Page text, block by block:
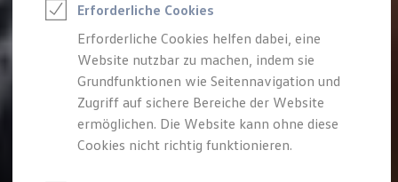
Elektroauto Leasing
Kleinwagen-Leasing
Leasing ohne Anzahlung
Finanzierung
Autokredit mit Schlussrate
Versicherungen und Garantien
Kfz-Versicherung
Restschuldversicherungen
Garantien
Erforderliche Cookies
Erforderliche Cookies helfen dabei, eine
Website nutzbar zu machen, indem sie
Grundfunktionen wie Seitennavigation und
Zugriff auf sichere Bereiche der Website
ermöglichen. Die Website kann ohne diese
Cookies nicht richtig funktionieren.